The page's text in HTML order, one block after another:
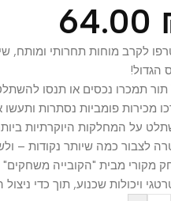
לקרב מוחות תחרותי ומותח,
תמכרו נכסים או תנסו להשתלט
פומביות נסתרות ותעשו
על המחלקות היוקרתיות ביותר
כמה שיותר נקודות –
מבית "הקובייה משחקים"
ויכולות שכנוע, תוך כדי ניצול